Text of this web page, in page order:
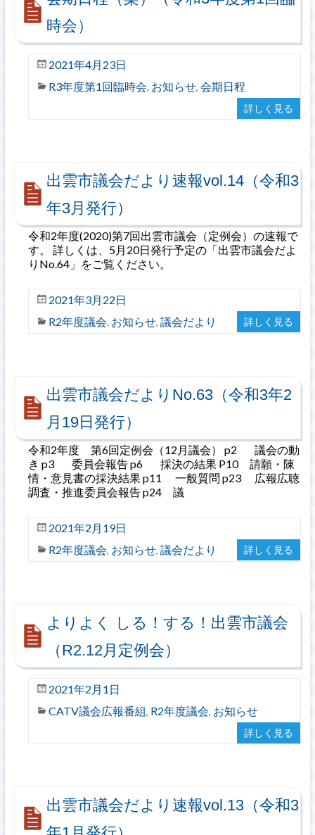
時会）
2021年4月23日
R3年度第1回臨時会, お知らせ, 会期日程
詳しく見る
出雲市議会だより速報vol.14（令和3
年3月発行）
令和2年度(2020)第7回出雲市議会（定例会）の速報で
す。 詳しくは、5月20日発行予定の「出雲市議会だよ
りNo.64」をご覧ください。
2021年3月22日
R2年度議会, お知らせ, 議会だより 詳しく見る
出雲市議会だよりNo.63（令和3年2
月19日発行）
令和2年度 第6回定例会（12月議会） p2 議会の動
き p3 委員会報告 p6 採決の結果 P10 請願・陳
情・意見書の採決結果 p11 一般質問 p23 広報広聴
調査・推進委員会報告 p24 議
2021年2月19日
R2年度議会, お知らせ, 議会だより 詳しく見る
よりよく しる！する！出雲市議会
（R2.12月定例会）
2021年2月1日
CATV議会広報番組, R2年度議会, お知らせ
詳しく見る
出雲市議会だより速報vol.13（令和3